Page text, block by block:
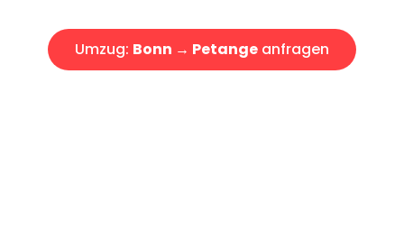
Umzug: Bonn → Petange anfragen